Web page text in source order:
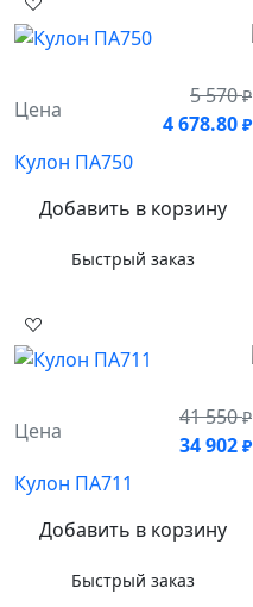
Цена
5 570₽
4 678.80 ₽
Кулон ПА750
Добавить в корзину
Быстрый заказ
Цена
41 550₽
34 902 ₽
Кулон ПА711
Добавить в корзину
Быстрый заказ